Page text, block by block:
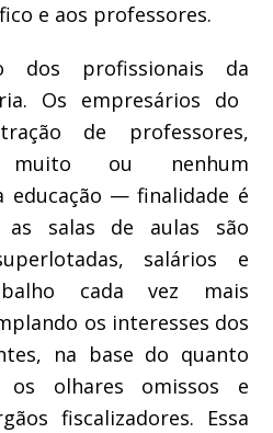
e aos professores.
dos profissionais da
. Os empresários do
de professores,
muito ou nenhum
educação — finalidade é
salas de aulas são
salários e
cada vez mais
os interesses dos
na base do quanto
olhares omissos e
fiscalizadores.
Essa